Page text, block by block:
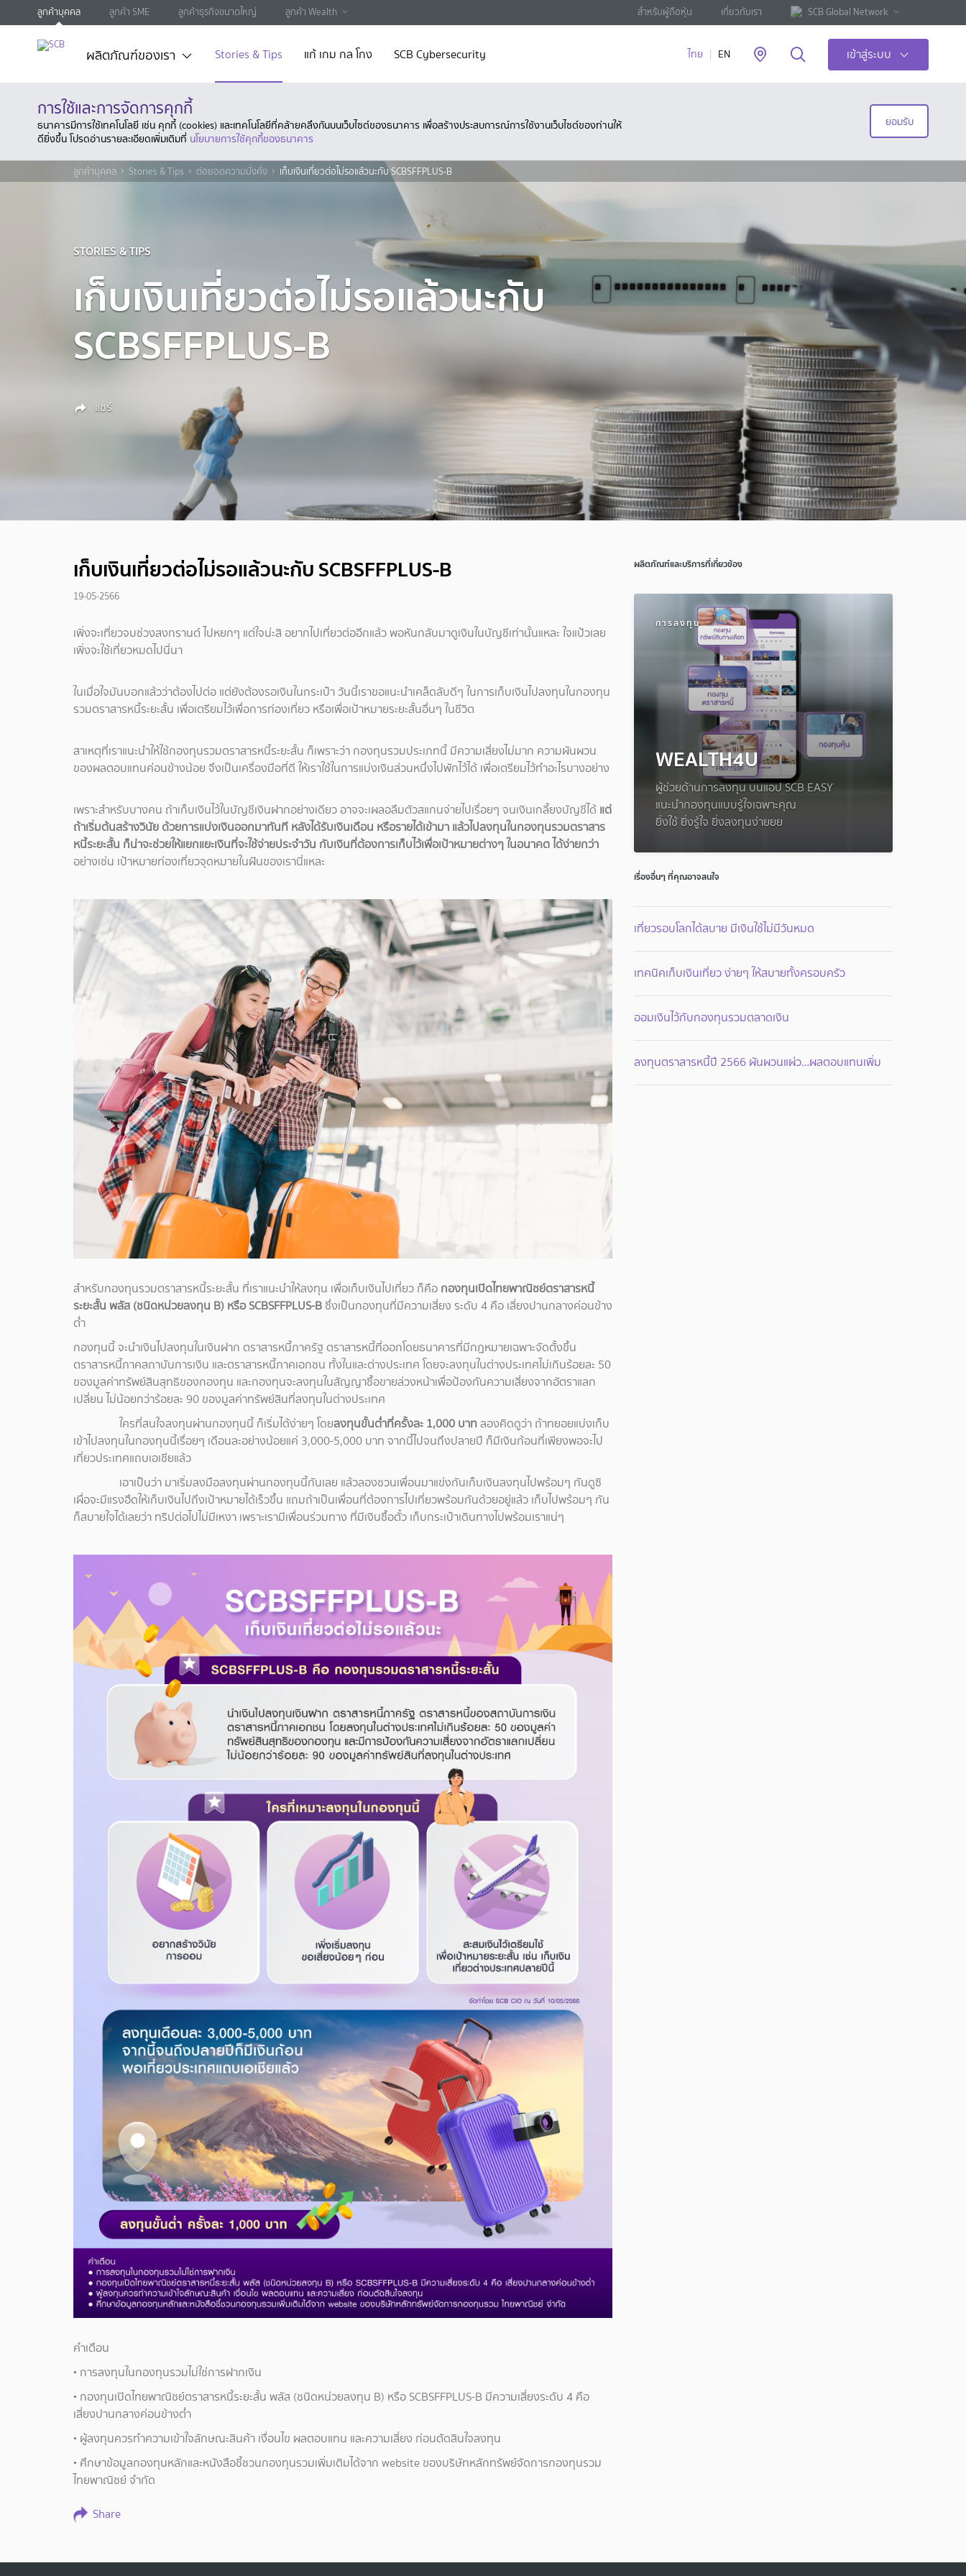
ลูกค้าบุคคล ลูกค้า SME ลูกค้าธุรกิจขนาดใหญ่ ลูกค้า Wealth สำหรับผู้ถือหุ้น เกี่ยวกับเรา SCB Global Network
ผลิตภัณฑ์ของเรา Stories & Tips แก้ เกม กล โกง SCB Cybersecurity ไทย EN เข้าสู่ระบบ
การใช้และการจัดการคุกกี้
ธนาคารมีการใช้เทคโนโลยี เช่น คุกกี้ (cookies) และเทคโนโลยีที่คล้ายคลึงกันบนเว็บไซต์ของธนาคาร เพื่อสร้างประสบการณ์การใช้งานเว็บไซต์ของท่านให้
ดียิ่งขึ้น โปรดอ่านรายละเอียดเพิ่มเติมที่ นโยบายการใช้คุกกี้ของธนาคาร
ยอมรับ
ลูกค้าบุคคล Stories & Tips ต่อยอดความมั่งคั่ง เก็บเงินเที่ยวต่อไม่รอแล้วนะกับ SCBSFFPLUS-B
STORIES & TIPS
เก็บเงินเที่ยวต่อไม่รอแล้วนะกับ
SCBSFFPLUS-B
แชร์
เก็บเงินเที่ยวต่อไม่รอแล้วนะกับ SCBSFFPLUS-B
19-05-2566
เพิ่งจะเที่ยวจบช่วงสงกรานต์ ไปหยกๆ แต่ใจน่ะสิ อยากไปเที่ยวต่ออีกแล้ว พอหันกลับมาดูเงินในบัญชีเท่านั้นแหละ ใจแป้วเลย
เพิ่งจะใช้เที่ยวหมดไปนี่นา
ในเมื่อใจมันบอกแล้วว่าต้องไปต่อ แต่ยังต้องรอเงินในกระเป๋า วันนี้เราขอแนะนำเคล็ดลับดีๆ ในการเก็บเงินไปลงทุนในกองทุน
รวมตราสารหนี้ระยะสั้น เพื่อเตรียมไว้เพื่อการท่องเที่ยว หรือเพื่อเป้าหมายระยะสั้นอื่นๆ ในชีวิต
สาเหตุที่เราแนะนำให้ใช้กองทุนรวมตราสารหนี้ระยะสั้น ก็เพราะว่า กองทุนรวมประเภทนี้ มีความเสี่ยงไม่มาก ความผันผวน
ของผลตอบแทนค่อนข้างน้อย จึงเป็นเครื่องมือที่ดี ให้เราใช้ในการแบ่งเงินส่วนหนึ่งไปพักไว้ได้ เพื่อเตรียมไว้ทำอะไรบางอย่าง
เพราะสำหรับบางคน ถ้าเก็บเงินไว้ในบัญชีเงินฝากอย่างเดียว อาจจะเผลอลืมตัวสแกนจ่ายไปเรื่อยๆ จนเงินเกลี้ยงบัญชีได้ แต่
ถ้าเริ่มต้นสร้างวินัย ด้วยการแบ่งเงินออกมาทันที หลังได้รับเงินเดือน หรือรายได้เข้ามา แล้วไปลงทุนในกองทุนรวมตราสาร
หนี้ระยะสั้น ก็น่าจะช่วยให้แยกแยะเงินที่จะใช้จ่ายประจำวัน กับเงินที่ต้องการเก็บไว้เพื่อเป้าหมายต่างๆ ในอนาคต ได้ง่ายกว่า
อย่างเช่น เป้าหมายท่องเที่ยวจุดหมายในฝันของเรานี่แหละ
สำหรับกองทุนรวมตราสารหนี้ระยะสั้น ที่เราแนะนำให้ลงทุน เพื่อเก็บเงินไปเที่ยว ก็คือ กองทุนเปิดไทยพาณิชย์ตราสารหนี้
ระยะสั้น พลัส (ชนิดหน่วยลงทุน B) หรือ SCBSFFPLUS-Bซึ่งเป็นกองทุนที่มีความเสี่ยง ระดับ 4 คือ เสี่ยงปานกลางค่อนข้าง
ต่ำ
กองทุนนี้ จะนำเงินไปลงทุนในเงินฝาก ตราสารหนี้ภาครัฐ ตราสารหนี้ที่ออกโดยธนาคารที่มีกฎหมายเฉพาะจัดตั้งขึ้น
ตราสารหนี้ภาคสถาบันการเงิน และตราสารหนี้ภาคเอกชน ทั้งในและต่างประเทศ โดยจะลงทุนในต่างประเทศไม่เกินร้อยละ 50
ของมูลค่าทรัพย์สินสุทธิของกองทุน และกองทุนจะลงทุนในสัญญาซื้อขายล่วงหน้าเพื่อป้องกันความเสี่ยงจากอัตราแลก
เปลี่ยน ไม่น้อยกว่าร้อยละ 90 ของมูลค่าทรัพย์สินที่ลงทุนในต่างประเทศ
ใครที่สนใจลงทุนผ่านกองทุนนี้ ก็เริ่มได้ง่ายๆ โดยลงทุนขั้นต่ำที่ครั้งละ 1,000 บาทลองคิดดูว่า ถ้าทยอยแบ่งเก็บ
เข้าไปลงทุนในกองทุนนี้เรื่อยๆ เดือนละอย่างน้อยแค่ 3,000-5,000 บาท จากนี้ไปจนถึงปลายปี ก็มีเงินก้อนที่เพียงพอจะไป
เที่ยวประเทศแถบเอเชียแล้ว
เอาเป็นว่า มาเริ่มลงมือลงทุนผ่านกองทุนนี้กันเลย แล้วลองชวนเพื่อนมาแข่งกันเก็บเงินลงทุนไปพร้อมๆ กันดูซิ
เผื่อจะมีแรงฮึดให้เก็บเงินไปถึงเป้าหมายได้เร็วขึ้น แถมถ้าเป็นเพื่อนที่ต้องการไปเที่ยวพร้อมกันด้วยอยู่แล้ว เก็บไปพร้อมๆ กัน
ก็สบายใจได้เลยว่า ทริปต่อไปไม่มีเหงา เพราะเรามีเพื่อนร่วมทาง ที่มีเงินซื้อตั๋ว เก็บกระเป๋าเดินทางไปพร้อมเราแน่ๆ
คำเตือน
• การลงทุนในกองทุนรวมไม่ใช่การฝากเงิน
• กองทุนเปิดไทยพาณิชย์ตราสารหนี้ระยะสั้น พลัส (ชนิดหน่วยลงทุน B) หรือ SCBSFFPLUS-B มีความเสี่ยงระดับ 4 คือ
เสี่ยงปานกลางค่อนข้างต่ำ
• ผู้ลงทุนควรทำความเข้าใจลักษณะสินค้า เงื่อนไข ผลตอบแทน และความเสี่ยง ก่อนตัดสินใจลงทุน
• ศึกษาข้อมูลกองทุนหลักและหนังสือชี้ชวนกองทุนรวมเพิ่มเติมได้จาก website ของบริษัทหลักทรัพย์จัดการกองทุนรวม
ไทยพาณิชย์ จำกัด
Share
ผลิตภัณฑ์และบริการที่เกี่ยวข้อง
การลงทุน
WEALTH4U
ผู้ช่วยด้านการลงทุน บนแอป SCB EASY
แนะนำกองทุนแบบรู้ใจเฉพาะคุณ
ยิ่งใช้ ยิ่งรู้ใจ ยิ่งลงทุนง่ายยย
เรื่องอื่นๆ ที่คุณอาจสนใจ
เที่ยวรอบโลกได้สบาย มีเงินใช้ไม่มีวันหมด
เทคนิคเก็บเงินเที่ยว ง่ายๆ ให้สบายทั้งครอบครัว
ออมเงินไว้กับกองทุนรวมตลาดเงิน
ลงทุนตราสารหนี้ปี 2566 ผันผวนแผ่ว…ผลตอบแทนเพิ่ม